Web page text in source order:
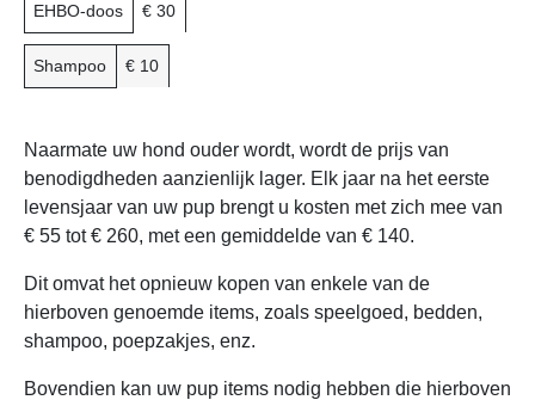
EHBO-doos € 30
Shampoo € 10
Naarmate uw hond ouder wordt, wordt de prijs van
benodigdheden aanzienlijk lager. Elk jaar na het eerste
levensjaar van uw pup brengt u kosten met zich mee van
€ 55 tot € 260, met een gemiddelde van € 140.
Dit omvat het opnieuw kopen van enkele van de
hierboven genoemde items, zoals speelgoed, bedden,
shampoo, poepzakjes, enz.
Bovendien kan uw pup items nodig hebben die hierboven